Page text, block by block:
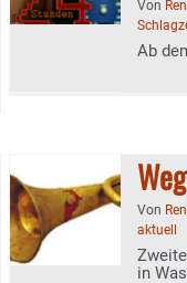
Von
Ab
Von
aktuell
in